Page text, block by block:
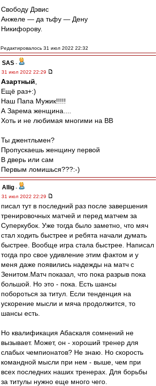
Свободу Дэвис
Анжеле — да тьфу — Дену
Никифорову.
Редактировалось 31 июл 2022 22:32
SAS -
31 июл 2022 22:29
Азартный
Ещё раз+:)
Наш Папа Мужик!!!!!
А Зарема женщина....
Хоть и не любимая многими на ВВ
Ты джентльмен?
Пропускаешь женщину первой
В дверь или сам
Первым ломишься???:-)
Allig -
31 июл 2022 22:29
писал тут в последний раз после завершения
тренировочных матчей и перед матчем за
Суперкубок. Уже тогда было заметно, что мяч
стал ходить быстрее и ребята начали думать
быстрее. Вообще игра стала быстрее. Написал
тогда про свое удивление этим фактом и у
меня даже появились надежды на матч с
Зенитом.Матч показал, что пока разрыв пока
большой. Но это - пока. Есть шансы
побороться за титул. Если тенденция на
ускорение мысли и мяча продолжится, то
шансы есть.
Но квалификация Абаскаля сомнений не
вызывает. Может, он - хороший тренер для
слабых чемпионатов? Не знаю. Но скорость
командной мысли при нем - выше, чем при
всех последних наших тренерах. Для борьбы
за титулы нужно еще много чего.